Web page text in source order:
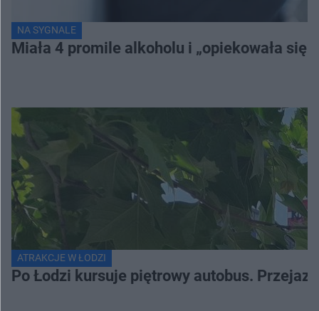
NA SYGNALE
Miała 4 promile alkoholu i „opiekowała
ATRAKCJE W ŁODZI
Po Łodzi kursuje piętrowy autobus.